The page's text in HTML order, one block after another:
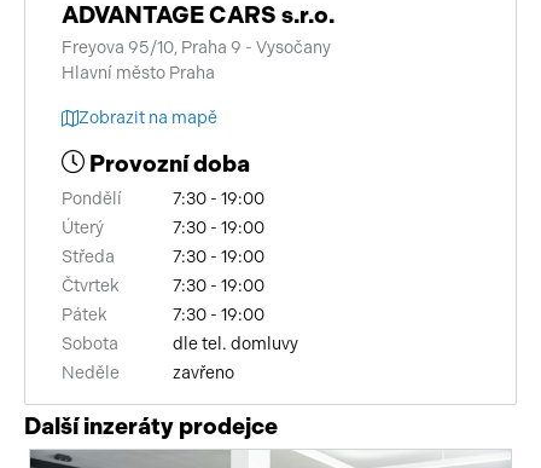
ADVANTAGE CARS s.r.o.
Freyova 95/10, Praha 9 - Vysočany
Hlavní město Praha
Zobrazit na mapě
Provozní doba
Pondělí
7:30 - 19:00
Úterý
7:30 - 19:00
Středa
7:30 - 19:00
Čtvrtek
7:30 - 19:00
Pátek
7:30 - 19:00
Sobota
dle tel. domluvy
Neděle
zavřeno
Další inzeráty prodejce